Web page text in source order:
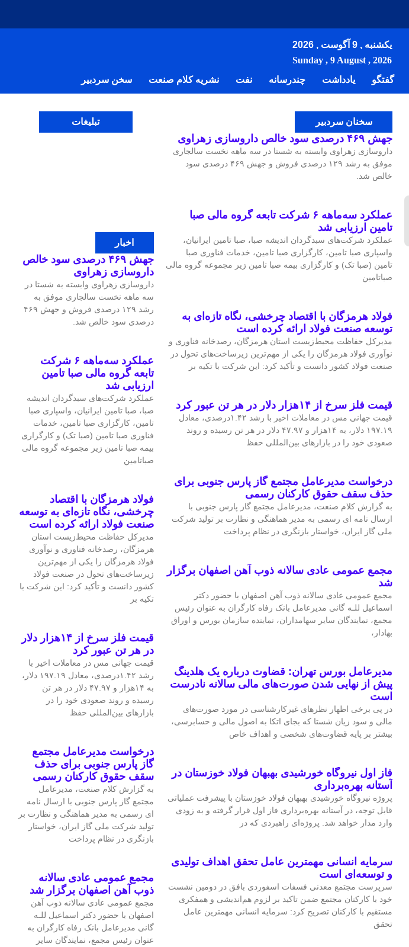
یکشنبه , 9 آگوست , 2026
Sunday , 9 August , 2026
گفتگو یادداشت چندرسانه نفت نشریه کلام صنعت سخن سردبیر
سخنان سردبیر
جهش ۴۶۹ درصدی سود خالص داروسازی زهراوی
داروسازی زهراوی وابسته به شستا در سه ماهه نخست سالجاری
موفق به رشد ۱۲۹ درصدی فروش و جهش ۴۶۹ درصدی سود
خالص شد.
عملکرد سه‌ماهه ۶ شرکت‌ تابعه گروه مالی صبا
تامین ارزیابی شد
عملکرد شرکت‌های سبدگردان اندیشه صبا، صبا تامین ایرانیان،
واسپاری صبا تامین، کارگزاری صبا تامین، خدمات فناوری صبا
تامین (صبا تک) و کارگزاری بیمه صبا تامین زیر مجموعه گروه مالی
صباتامین
فولاد هرمزگان با اقتصاد چرخشی، نگاه تازه‌ای به
توسعه صنعت فولاد ارائه کرده است
مدیرکل حفاظت محیط‌زیست استان هرمزگان، رصدخانه فناوری و
نوآوری فولاد هرمزگان را یکی از مهم‌ترین زیرساخت‌های تحول در
صنعت فولاد کشور دانست و تأکید کرد: این شرکت با تکیه بر
قیمت فلز سرخ از ۱۴هزار دلار در هر تن عبور کرد
قیمت جهانی مس در معاملات اخیر با رشد ۱.۴۲درصدی، معادل
۱۹۷.۱۹ دلار، به ۱۴هزار و ۴۷.۹۷ دلار در هر تن رسیده و روند
صعودی خود را در بازارهای بین‌المللی حفظ
درخواست مدیرعامل مجتمع گاز پارس جنوبی برای
حذف سقف حقوق کارکنان رسمی
به گزارش کلام صنعت، مدیرعامل مجتمع گاز پارس جنوبی با
ارسال نامه ای رسمی به مدیر هماهنگی و نظارت بر تولید شرکت
ملی گاز ایران، خواستار بازنگری در نظام پرداخت
مجمع عمومی عادی سالانه ذوب آهن اصفهان برگزار
شد
مجمع عمومی عادی سالانه ذوب آهن اصفهان با حضور دکتر
اسماعیل للـه گانی مدیرعامل بانک رفاه کارگران به عنوان رئیس
مجمع، نمایندگان سایر سهامداران، نماینده سازمان بورس و اوراق
بهادار،
مدیرعامل بورس تهران: قضاوت درباره یک هلدینگ
پیش از نهایی شدن صورت‌های مالی سالانه نادرست
است
در پی برخی اظهار نظرهای غیرکارشناسی در مورد صورت‌های
مالی و سود زیان شستا که بجای اتکا به اصول مالی و حسابرسی،
بیشتر بر پایه قضاوت‌‌های شخصی و اهداف خاص
فاز اول نیروگاه خورشیدی بهبهان فولاد خوزستان در
آستانه بهره‌برداری
پروژه نیروگاه خورشیدی بهبهان فولاد خوزستان با پیشرفت عملیاتی
قابل‌ توجه، در آستانه بهره‌برداری فاز اول قرار گرفته و به‌ زودی
وارد مدار خواهد شد. پروژه‌ای راهبردی که در
سرمایه انسانی مهمترین عامل تحقق اهداف تولیدی
و توسعه‌ای است
سرپرست مجتمع معدنی فسفات اسفوردی بافق در دومین نشست
خود با کارکنان مجتمع ضمن تاکید بر لزوم هم‌اندیشی و همفکری
مستقیم با کارکنان تصریح کرد: سرمایه انسانی مهمترین عامل
تحقق
تبلیغات
اخبار
جهش ۴۶۹ درصدی سود خالص
داروسازی زهراوی
داروسازی زهراوی وابسته به شستا در
سه ماهه نخست سالجاری موفق به
رشد ۱۲۹ درصدی فروش و جهش ۴۶۹
درصدی سود خالص شد.
عملکرد سه‌ماهه ۶ شرکت‌
تابعه گروه مالی صبا تامین
ارزیابی شد
عملکرد شرکت‌های سبدگردان اندیشه
صبا، صبا تامین ایرانیان، واسپاری صبا
تامین، کارگزاری صبا تامین، خدمات
فناوری صبا تامین (صبا تک) و کارگزاری
بیمه صبا تامین زیر مجموعه گروه مالی
صباتامین
فولاد هرمزگان با اقتصاد
چرخشی، نگاه تازه‌ای به توسعه
صنعت فولاد ارائه کرده است
مدیرکل حفاظت محیط‌زیست استان
هرمزگان، رصدخانه فناوری و نوآوری
فولاد هرمزگان را یکی از مهم‌ترین
زیرساخت‌های تحول در صنعت فولاد
کشور دانست و تأکید کرد: این شرکت با
تکیه بر
قیمت فلز سرخ از ۱۴هزار دلار
در هر تن عبور کرد
قیمت جهانی مس در معاملات اخیر با
رشد ۱.۴۲درصدی، معادل ۱۹۷.۱۹ دلار،
به ۱۴هزار و ۴۷.۹۷ دلار در هر تن
رسیده و روند صعودی خود را در
بازارهای بین‌المللی حفظ
درخواست مدیرعامل مجتمع
گاز پارس جنوبی برای حذف
سقف حقوق کارکنان رسمی
به گزارش کلام صنعت، مدیرعامل
مجتمع گاز پارس جنوبی با ارسال نامه
ای رسمی به مدیر هماهنگی و نظارت بر
تولید شرکت ملی گاز ایران، خواستار
بازنگری در نظام پرداخت
مجمع عمومی عادی سالانه
ذوب آهن اصفهان برگزار شد
مجمع عمومی عادی سالانه ذوب آهن
اصفهان با حضور دکتر اسماعیل للـه
گانی مدیرعامل بانک رفاه کارگران به
عنوان رئیس مجمع، نمایندگان سایر